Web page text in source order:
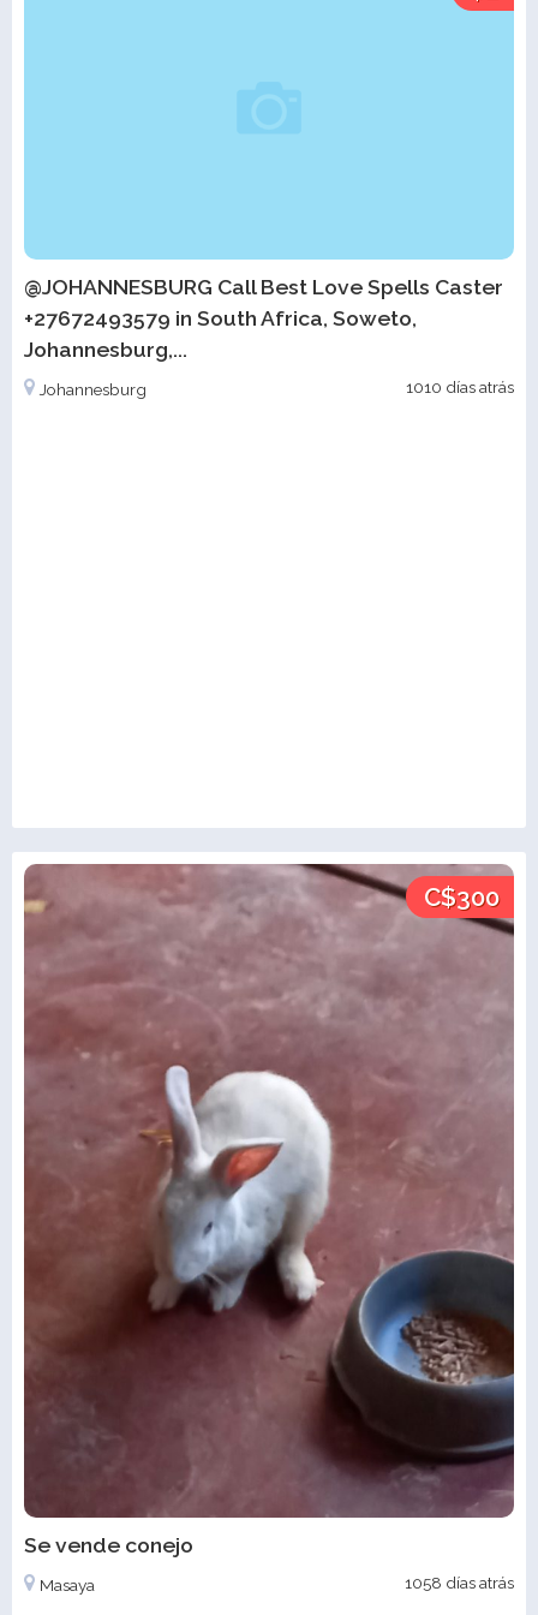
@JOHANNESBURG Call Best Love Spells Caster
+27672493579 in South Africa, Soweto,
Johannesburg,...
Johannesburg 1010 días atrás
C$300
Se vende conejo
Masaya 1058 días atrás